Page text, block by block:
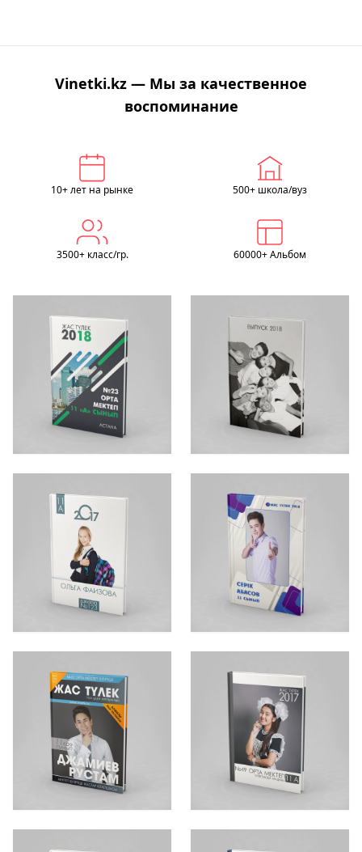
Vinetki.kz — Мы за качественное
воспоминание
10+ лет на рынке 500+ школа/вуз
3500+ класс/гр. 60000+ Альбом